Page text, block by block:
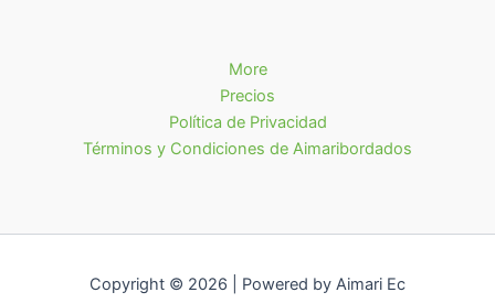
More
Precios
Política de Privacidad
Términos y Condiciones de Aimaribordados
Copyright © 2026 | Powered by Aimari Ec